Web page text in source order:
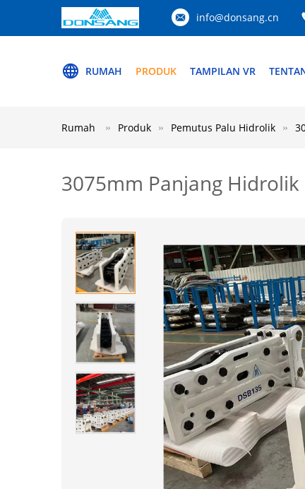
info@donsang.cn
RUMAH PRODUK TAMPILAN VR
Rumah Produk Pemutus Palu Hidrolik
3075mm Panjang